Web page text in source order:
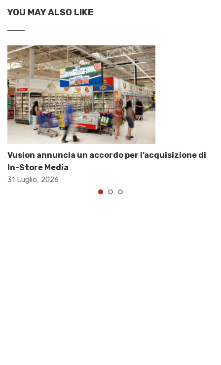
YOU MAY ALSO LIKE
Vusion annuncia un accordo per l’acquisizione di
In-Store Media
31 Luglio, 2026